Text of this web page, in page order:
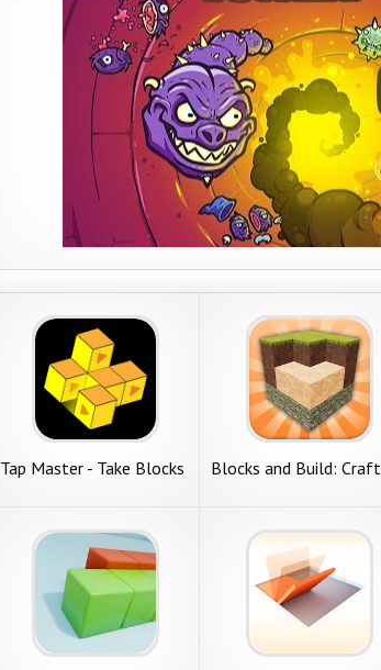
Tap Master - Take Blocks
Blocks and Build: